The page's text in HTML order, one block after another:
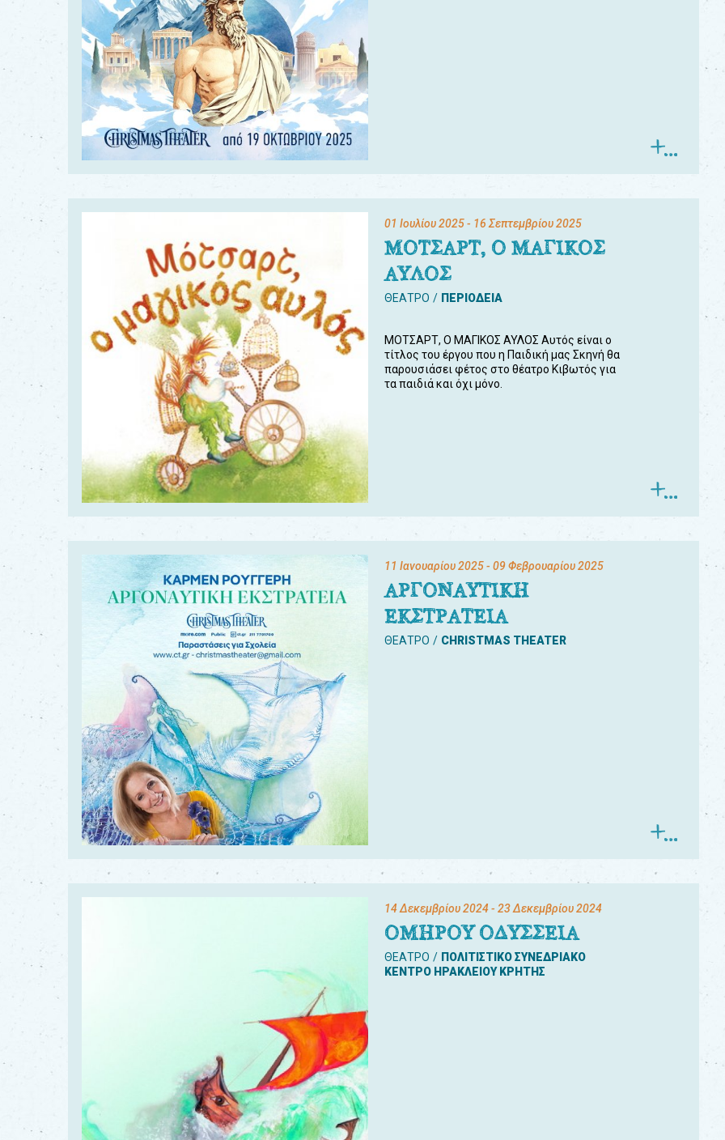
01 Ιουλίου 2025- 16 Σεπτεμβρίου 2025
ΜΟΤΣΑΡΤ, Ο ΜΑΓΙΚΟΣ
ΑΥΛΟΣ
ΘΕΑΤΡΟ ΠΕΡΙΟΔΕΙΑ
ΜΟΤΣΑΡΤ, Ο ΜΑΓΙΚΟΣ ΑΥΛΟΣ Αυτός είναι ο
τίτλος του έργου που η Παιδική μας Σκηνή θα
παρουσιάσει φέτος στο θέατρο Κιβωτός για
τα παιδιά και όχι μόνο.
11 Ιανουαρίου 2025- 09 Φεβρουαρίου 2025
ΑΡΓΟΝΑΥΤΙΚΗ
ΕΚΣΤΡΑΤΕΙΑ
ΘΕΑΤΡΟ CHRISTMAS THEATER
14 Δεκεμβρίου 2024- 23 Δεκεμβρίου 2024
ΟΜΗΡΟΥ ΟΔΥΣΣΕΙΑ
ΘΕΑΤΡΟ
ΠΟΛΙΤΙΣΤΙΚΟ ΣΥΝΕΔΡΙΑΚΟ
ΚΕΝΤΡΟ ΗΡΑΚΛΕΙΟΥ ΚΡΗΤΗΣ